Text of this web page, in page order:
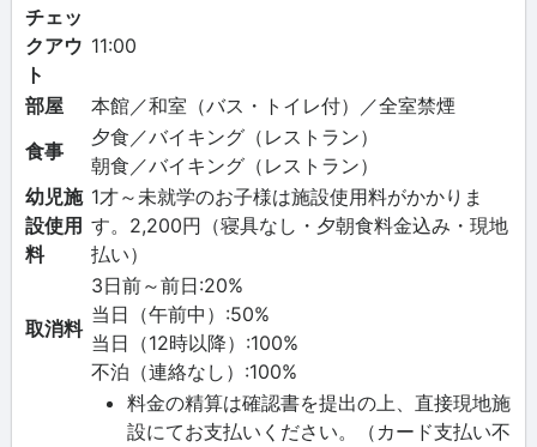
チェッ
クアウ
ト
11:00
部屋
本館／和室（バス・トイレ付）／全室禁煙
食事
夕食／バイキング（レストラン）
朝食／バイキング（レストラン）
幼児施
設使用
料
1才～未就学のお子様は施設使用料がかかりま
す。2,200円（寝具なし・夕朝食料金込み・現地
払い）
取消料
3日前～前日:20%
当日（午前中）:50%
当日（12時以降）:100%
不泊（連絡なし）:100%
料金の精算は確認書を提出の上、直接現地施
設にてお支払いください。（カード支払い不